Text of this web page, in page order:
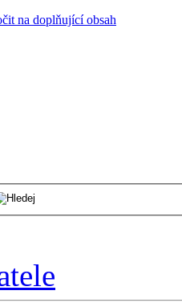
na doplňující obsah